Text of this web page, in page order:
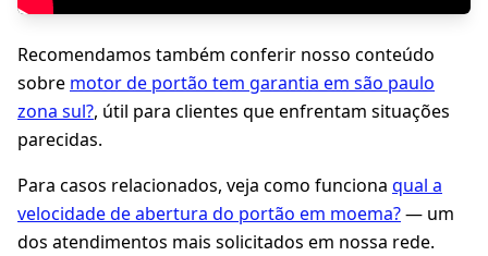
Recomendamos também conferir nosso conteúdo
sobre motor de portão tem garantia em são paulo
zona sul?, útil para clientes que enfrentam situações
parecidas.
Para casos relacionados, veja como funciona qual a
velocidade de abertura do portão em moema?— um
dos atendimentos mais solicitados em nossa rede.